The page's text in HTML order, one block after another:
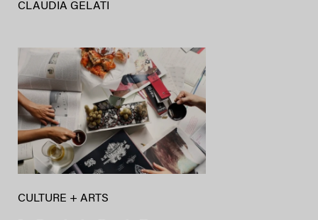
CLAUDIA GELATI
CULTURE + ARTS